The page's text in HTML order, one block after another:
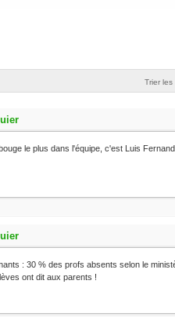
Trier
le plus dans l'équipe, c'est Luis
: 30 % des profs absents selon le
ont dit aux parents !